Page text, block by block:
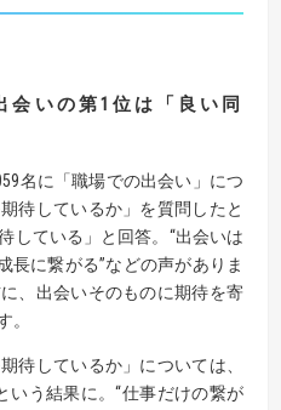
会いの第1位は「良い同
名に「職場での出会い」につ
待しているか」を質問したと
している」と回答。“出会いは
長に繋がる”などの声がありま
、出会いそのものに期待を寄
。
待しているか」については、
いう結果に。“仕事だけの繋が